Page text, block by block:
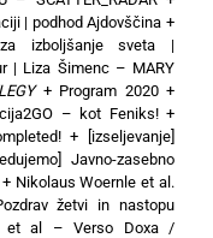
| podhod Ajdovščina +
izboljšanje sveta |
| Liza Šimenc – MARY
+ Program 2020+
– kot Feniks!+
+
[izseljevanje]
Javno-zasebno
+ Nikolaus Woernle et al.
žetvi in nastopu
et al – Verso Doxa /